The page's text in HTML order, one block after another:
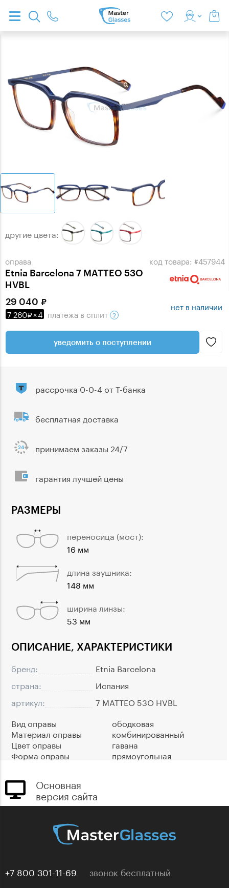
оправа
Etnia Barcelona 7 MATTEO 53O
HVBL
код товара: #457944
другие цвета:
29 040
7 260 ×4 платежа в сплит
нет в наличии
уведомить о поступлении
ОПИСАНИЕ, ХАРАКТЕРИСТИКИ
бренд:
Etnia Barcelona
страна:
Испания
артикул:
7 MATTEO 53O HVBL
Вид оправы
ободковая
Материал оправы
комбинированный
Цвет оправы
гавана
Форма оправы
прямоугольная
РАЗМЕРЫ
переносица (мост):
16 мм
длина заушника:
148 мм
ширина линзы:
53 мм
рассрочка 0-0-4 от Т-банка
бесплатная доставка
принимаем заказы 24/7
гарантия лучшей цены
Основная
версия сайта
+7 800 301-11-69 звонок бесплатный